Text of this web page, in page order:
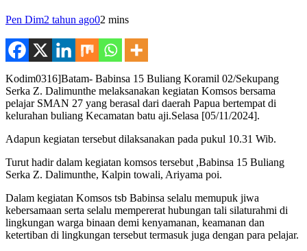
Pen Dim2 tahun ago02 mins
Kodim0316]Batam- Babinsa 15 Buliang Koramil 02/Sekupang
Serka Z. Dalimunthe melaksanakan kegiatan Komsos bersama
pelajar SMAN 27 yang berasal dari daerah Papua bertempat di
kelurahan buliang Kecamatan batu aji.Selasa [05/11/2024].
Adapun kegiatan tersebut dilaksanakan pada pukul 10.31 Wib.
Turut hadir dalam kegiatan komsos tersebut ,Babinsa 15 Buliang
Serka Z. Dalimunthe, Kalpin towali, Ariyama poi.
Dalam kegiatan Komsos tsb Babinsa selalu memupuk jiwa
kebersamaan serta selalu mempererat hubungan tali silaturahmi di
lingkungan warga binaan demi kenyamanan, keamanan dan
ketertiban di lingkungan tersebut termasuk juga dengan para pelajar.